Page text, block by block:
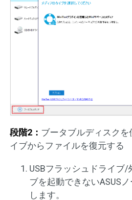
段階2： ブータブルディスク
イブからファイルを復元する
USBフラッシュドライブ/
ブを起動できないASUS
します。